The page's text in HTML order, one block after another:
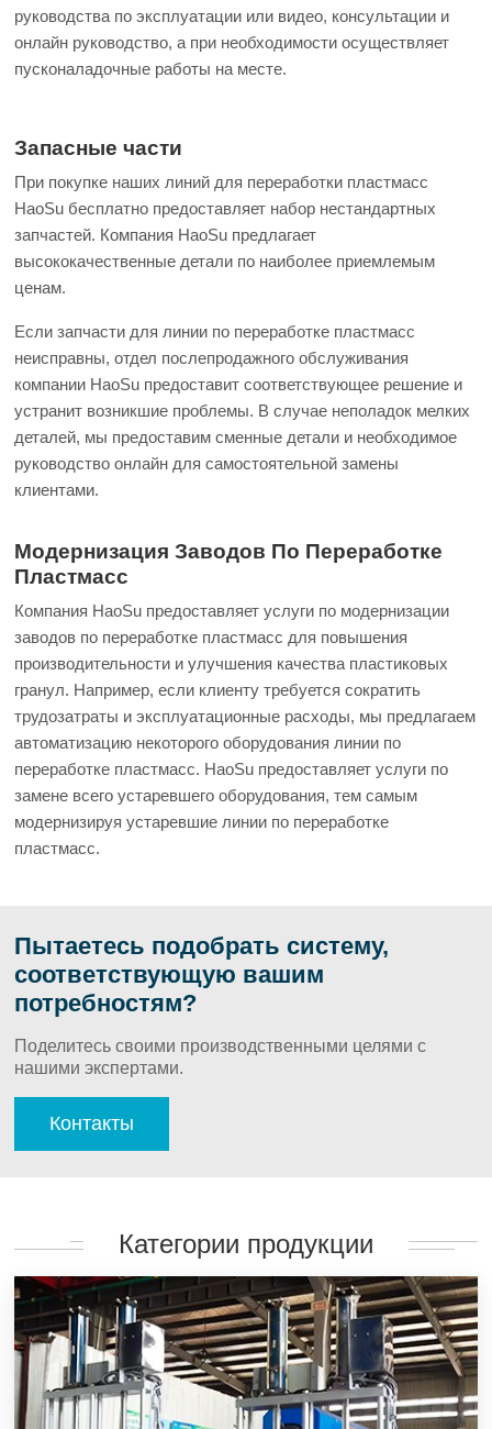
руководства по эксплуатации или видео, консультации и
онлайн руководство, а при необходимости осуществляет
пусконаладочные работы на месте.
Запасные части
При покупке наших линий для переработки пластмасс
HaoSu бесплатно предоставляет набор нестандартных
запчастей. Компания HaoSu предлагает
высококачественные детали по наиболее приемлемым
ценам.
Если запчасти для линии по переработке пластмасс
неисправны, отдел послепродажного обслуживания
компании HaoSu предоставит соответствующее решение и
устранит возникшие проблемы. В случае неполадок мелких
деталей, мы предоставим сменные детали и необходимое
руководство онлайн для самостоятельной замены
клиентами.
Модернизация Заводов По Переработке
Пластмасс
Компания HaoSu предоставляет услуги по модернизации
заводов по переработке пластмасс для повышения
производительности и улучшения качества пластиковых
гранул. Например, если клиенту требуется сократить
трудозатраты и эксплуатационные расходы, мы предлагаем
автоматизацию некоторого оборудования линии по
переработке пластмасс. HaoSu предоставляет услуги по
замене всего устаревшего оборудования, тем самым
модернизируя устаревшие линии по переработке
пластмасс.
Пытаетесь подобрать систему,
соответствующую вашим
потребностям?
Поделитесь своими производственными целями с
нашими экспертами.
Контакты
Категории продукции